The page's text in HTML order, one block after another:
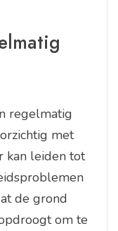
regelmatig
met
kan leiden tot
de grond
om te